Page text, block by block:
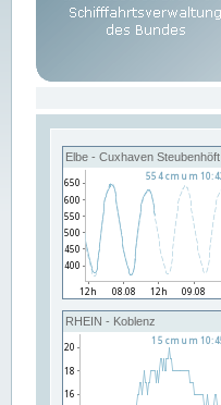
Elbe - Cuxhaven Steubenhöft
RHEIN - Koblenz